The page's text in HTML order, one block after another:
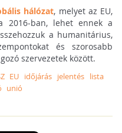
hálózat, melyet az EU,
2016-ban, lehet ennek a
a humanitárius,
és szorosabb
szervezetek között.
EU időjárás jelentés lista
unió